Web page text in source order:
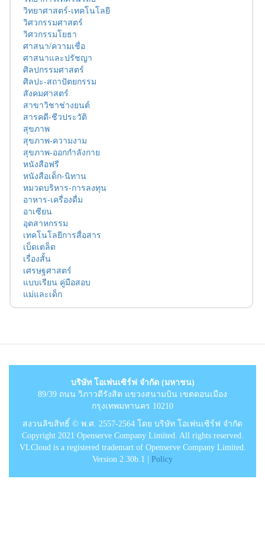
วิทยาศาสตร์-เทคโนโลยี
วิศวกรรมศาสตร์
วิศวกรรมโยธา
ศาสนา/ความเชื่อ
ศาสนาและปรัชญา
ศิลปกรรมศาสตร์
ศิลปะ-สถาปัตยกรรม
สังคมศาสตร์
สาขาวิชาช่างยนต์
สารคดี-ชีวประวัติ
สุขภาพ
สุขภาพ-ความงาม
สุขภาพ-ออกกำลังกาย
หนังสือฟรี
หนังสือเด็ก-นิทาน
หมวดบริหาร-การลงทุน
อาหาร-เครื่องดื่ม
อาเซียน
อุตสาหกรรม
เทคโนโลยีการสื่อสาร
เบ็ดเตล็ด
เรื่องสั้น
เศรษฐศาสตร์
แบบเรียน คู่มือสอบ
แม่และเด็ก
บริษัท โอเพ่นเซิร์ฟ จำกัด (มหาชน)
89/39 ถนน วิภาวดีรังสิต แขวงสนามบิน เขตดอนเมือง
กรุงเทพมหานคร 10210
สงวนลิขสิทธิ์ © พ.ศ. 2557-2564 โดย บริษัท โอเพ่นเซิร์ฟ จำกัด
Copyright 2021 Openserve Company Limited. All rights reserved.
VLCloud is a registered trademart of Openserve Company Limited.
Version 2.30b.1 |
Policy